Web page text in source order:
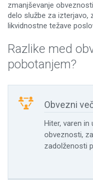
zmanjševanje
delo službe za izterjavo,
likvidnostne težave
Razlike med
pobotanjem?
 Obvezni
Hiter, varen in
obveznosti,
zadolženosti